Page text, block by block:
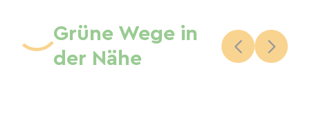
Grüne Wege in
der Nähe